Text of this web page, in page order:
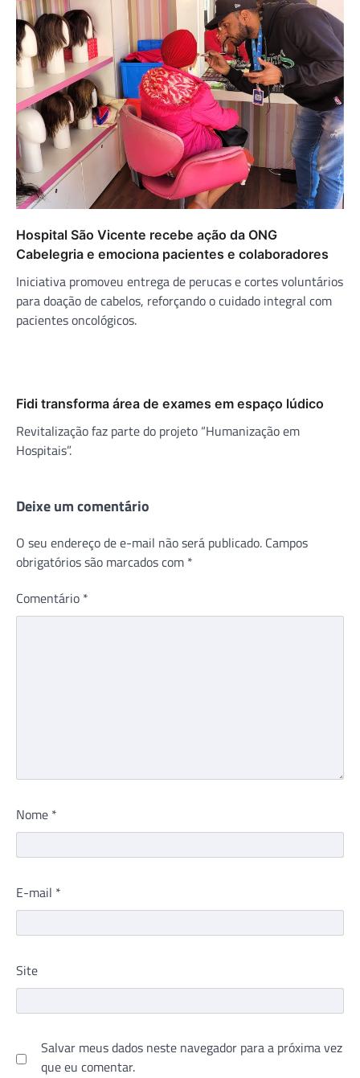
Hospital São Vicente recebe ação da ONG
Cabelegria e emociona pacientes e colaboradores
Iniciativa promoveu entrega de perucas e cortes voluntários
para doação de cabelos, reforçando o cuidado integral com
pacientes oncológicos.
Fidi transforma área de exames em espaço lúdico
Revitalização faz parte do projeto “Humanização em
Hospitais”.
Deixe um comentário
O seu endereço de e-mail não será publicado. Campos
obrigatórios são marcados com *
Comentário *
Nome *
E-mail *
Site
Salvar meus dados neste navegador para a próxima vez
que eu comentar.